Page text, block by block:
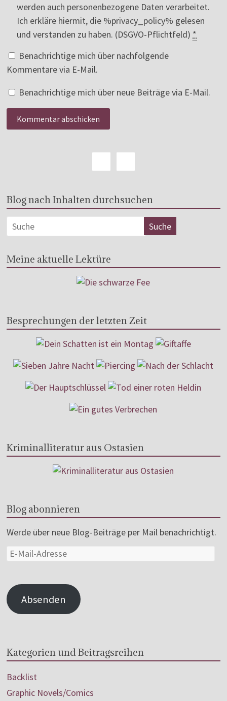
werden auch personenbezogene Daten verarbeitet.
Ich erkläre hiermit, die %privacy_policy% gelesen
und verstanden zu haben. (DSGVO-Pflichtfeld) *
Benachrichtige mich über nachfolgende
Kommentare via E-Mail.
Benachrichtige mich über neue Beiträge via E-Mail.
Blog nach Inhalten durchsuchen
Meine aktuelle Lektüre
Besprechungen der letzten Zeit
Kriminalliteratur aus Ostasien
Blog abonnieren
Werde über neue Blog-Beiträge per Mail benachrichtigt.
Absenden
Kategorien und Beitragsreihen
Backlist
Graphic Novels/Comics